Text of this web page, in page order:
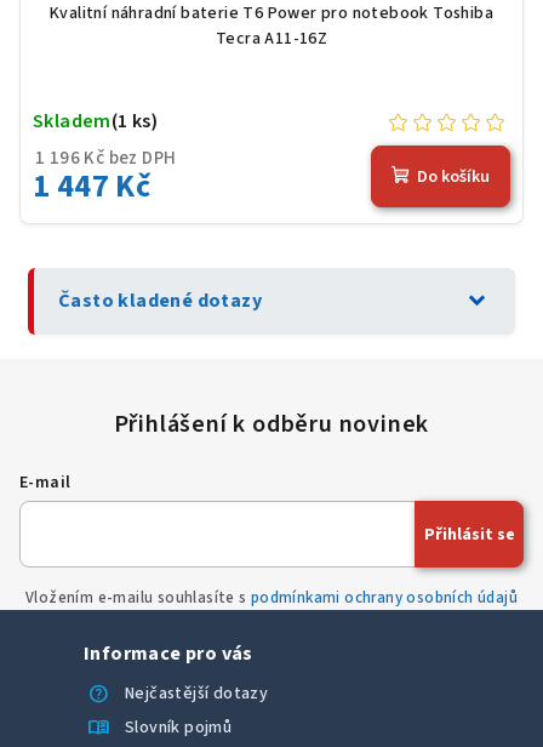
Kvalitní náhradní baterie T6 Power pro notebook Toshiba
Tecra A11-16Z
1 196 Kč bez DPH
1 447 Kč
Skladem(1 ks)
Do košíku
Často kladené dotazy expand_more
E-mail
Vložením e-mailu souhlasíte s podmínkami ochrany osobních údajů
Přihlásit se
Informace pro vás
help
Nejčastější dotazy
menu_book Slovník pojmů